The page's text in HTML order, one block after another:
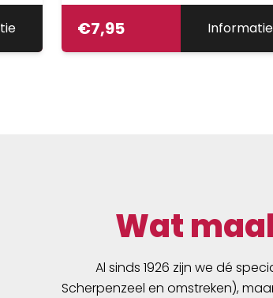
€7,95 Informatie
Wat
Al sinds 1926 zijn we dé
Scherpenzeel en omstreken),